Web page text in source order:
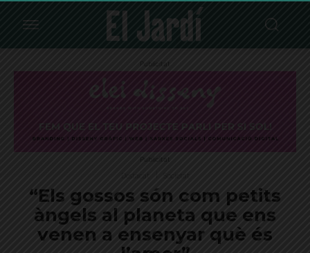
Publicitat
Publicitat
“Els gossos són com petits
àngels al planeta que ens
venen a ensenyar què és